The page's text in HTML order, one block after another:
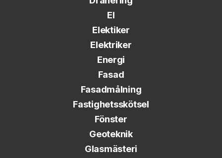
El
Elektiker
Elektriker
Energi
Fasad
Fasadmålning
Fastighetsskötsel
Fönster
Geoteknik
Glasmästeri